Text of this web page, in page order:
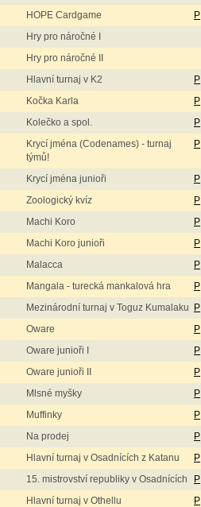
HOPE Cardgame P
Hry pro náročné I
Hry pro náročné II
Hlavní turnaj v K2 P
Kočka Karla P
Kolečko a spol. P
Krycí jména (Codenames) - turnaj
týmů!
P
Krycí jména junioři P
Zoologický kvíz P
Machi Koro P
Machi Koro junioři P
Malacca P
Mangala - turecká mankalová hra P
Mezinárodní turnaj v Toguz Kumalaku P
Oware P
Oware junioři I P
Oware junioři II P
Mlsné myšky P
Muffinky P
Na prodej P
Hlavní turnaj v Osadnících z Katanu P
15. mistrovství republiky v Osadnících P
Hlavní turnaj v Othellu P